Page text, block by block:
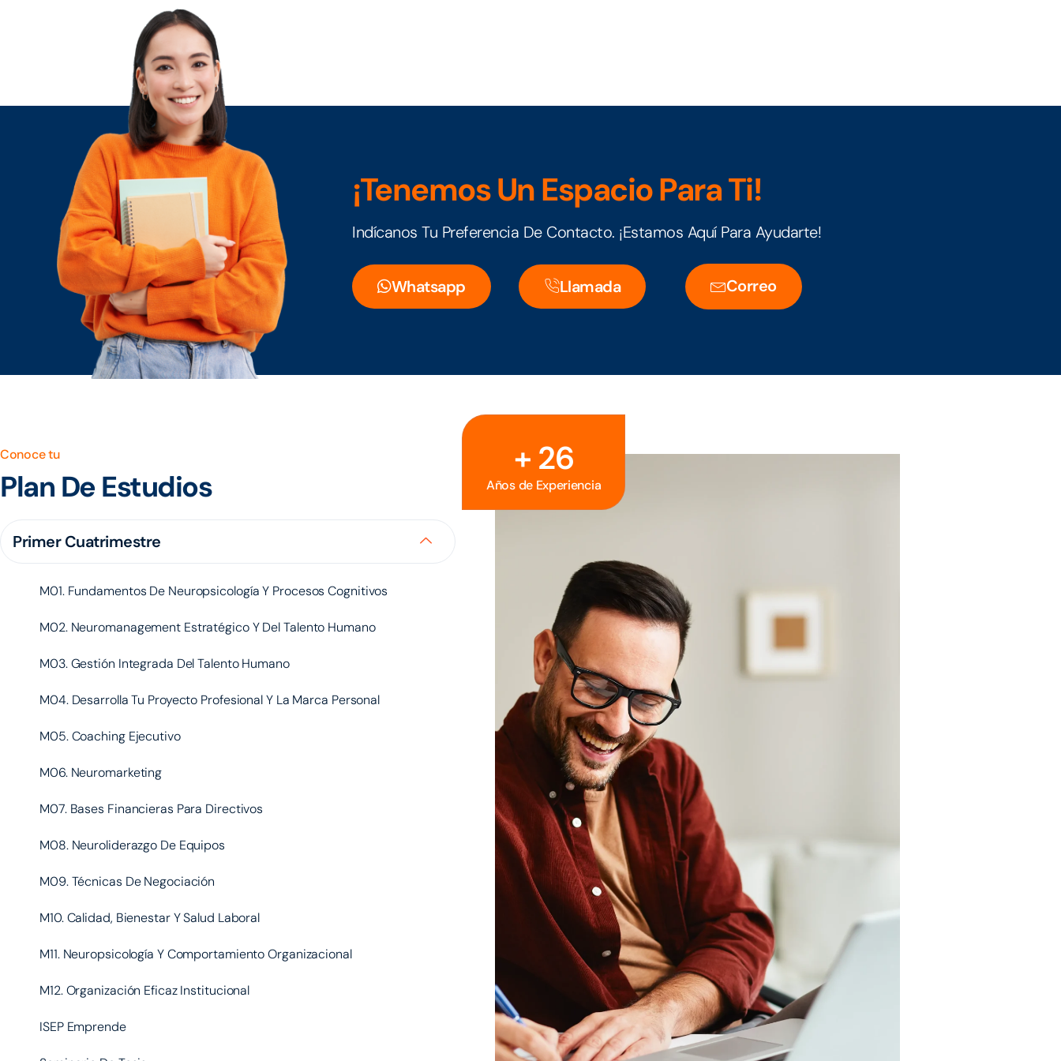
¡Tenemos Un Espacio Para Ti!
Indícanos Tu Preferencia De Contacto. ¡Estamos Aquí Para Ayudarte!
Whatsapp Llamada Correo
Conoce tu
Plan De Estudios
Primer Cuatrimestre
M01. Fundamentos De Neuropsicología Y Procesos Cognitivos
M02. Neuromanagement Estratégico Y Del Talento Humano
M03. Gestión Integrada Del Talento Humano
M04. Desarrolla Tu Proyecto Profesional Y La Marca Personal
M05. Coaching Ejecutivo
M06. Neuromarketing
M07. Bases Financieras Para Directivos
M08. Neuroliderazgo De Equipos
M09. Técnicas De Negociación
M10. Calidad, Bienestar Y Salud Laboral
M11. Neuropsicología Y Comportamiento Organizacional
M12. Organización Eficaz Institucional
ISEP Emprende
+ 39
Años de Experiencia